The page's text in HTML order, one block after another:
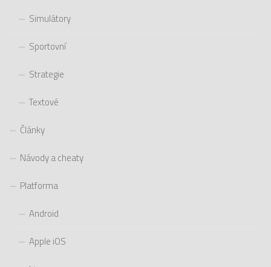
Simulátory
Sportovní
Strategie
Textové
Články
Návody a cheaty
Platforma
Android
Apple iOS